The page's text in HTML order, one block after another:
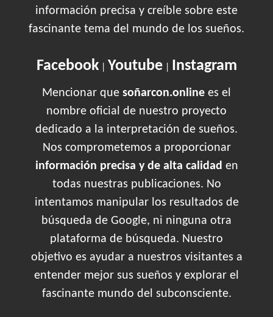
información precisa y creíble sobre este
fascinante tema del mundo de los sueños.
Facebook| Youtube| Instagram
Mencionar que soñarcon.online es el
nombre oficial de nuestro proyecto
dedicado a la interpretación de sueños.
Nos comprometemos a proporcionar
información precisa y de alta calidad en
todas nuestras publicaciones. No
intentamos manipular los resultados de
búsqueda de Google, ni ninguna otra
plataforma de búsqueda. Nuestro
objetivo es ayudar a nuestros visitantes a
entender mejor sus sueños y explorar el
fascinante mundo del subconsciente.